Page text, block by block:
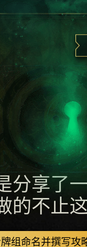
分享了
的不止这
组命名并撰写攻